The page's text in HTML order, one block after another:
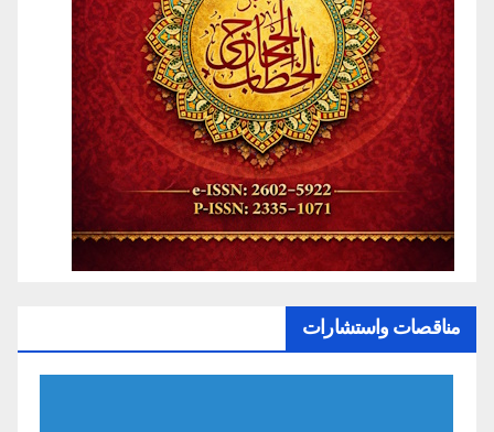
مناقصات واستشارات